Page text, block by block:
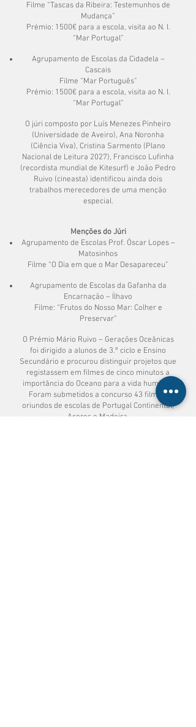
Filme “Tascas da Ribeira: Testemunhos de
Mudança”
Prémio: 1500€ para a escola, visita ao N. I.
“Mar Portugal”
Agrupamento de Escolas da Cidadela –
Cascais
Filme “Mar Português”
Prémio: 1500€ para a escola, visita ao N. I.
“Mar Portugal”
O júri composto por Luís Menezes Pinheiro
(Universidade de Aveiro), Ana Noronha
(Ciência Viva), Cristina Sarmento (Plano
Nacional de Leitura 2027), Francisco Lufinha
(recordista mundial de Kitesurf) e João Pedro
Ruivo (cineasta) identificou ainda dois
trabalhos merecedores de uma menção
especial.
Menções do Júri
Agrupamento de Escolas Prof. Óscar Lopes –
Matosinhos
Filme “O Dia em que o Mar Desapareceu”
Agrupamento de Escolas da Gafanha da
Encarnação – Ílhavo
Filme: “Frutos do Nosso Mar: Colher e
Preservar”
O Prémio Mário Ruivo – Gerações Oceânicas
foi dirigido a alunos de 3.º ciclo e Ensino
Secundário e procurou distinguir projetos que
registassem em filmes de cinco minutos a
importância do Oceano para a vida humana.
Foram submetidos a concurso 43 filmes,
oriundos de escolas de Portugal Continental,
Açores e Madeira.